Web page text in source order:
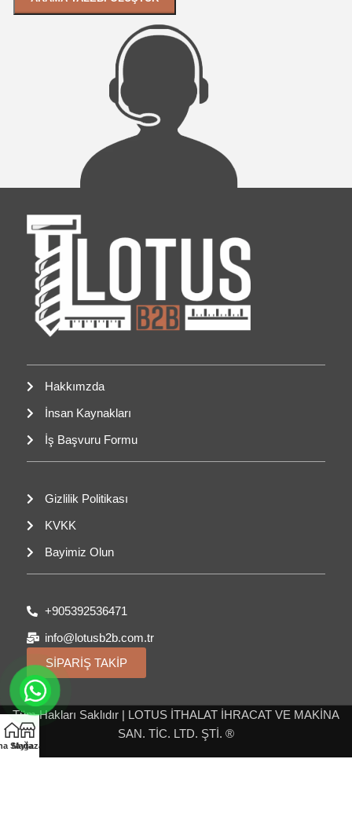
Hakkımzda
İnsan Kaynakları
İş Başvuru Formu
Gizlilik Politikası
KVKK
Bayimiz Olun
+905392536471
info@lotusb2b.com.tr
SİPARİŞ TAKİP
Tüm Hakları Saklıdır | LOTUS İTHALAT İHRACAT VE MAKİNA
SAN. TİC. LTD. ŞTİ. ®
Sayfa
Mağaza